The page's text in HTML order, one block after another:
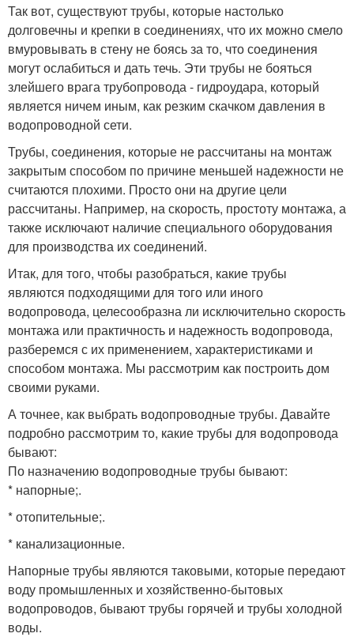
Так вот, существуют трубы, которые настолько
долговечны и крепки в соединениях, что их можно смело
вмуровывать в стену не боясь за то, что соединения
могут ослабиться и дать течь. Эти трубы не бояться
злейшего врага трубопровода - гидроудара, который
является ничем иным, как резким скачком давления в
водопроводной сети.
Трубы, соединения, которые не рассчитаны на монтаж
закрытым способом по причине меньшей надежности не
считаются плохими. Просто они на другие цели
рассчитаны. Например, на скорость, простоту монтажа, а
также исключают наличие специального оборудования
для производства их соединений.
Итак, для того, чтобы разобраться, какие трубы
являются подходящими для того или иного
водопровода, целесообразна ли исключительно скорость
монтажа или практичность и надежность водопровода,
разберемся с их применением, характеристиками и
способом монтажа. Мы рассмотрим как построить дом
своими руками.
А точнее, как выбрать водопроводные трубы. Давайте
подробно рассмотрим то, какие трубы для водопровода
бывают:
По назначению водопроводные трубы бывают:
* напорные;.
* отопительные;.
* канализационные.
Напорные трубы являются таковыми, которые передают
воду промышленных и хозяйственно-бытовых
водопроводов, бывают трубы горячей и трубы холодной
воды.